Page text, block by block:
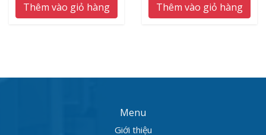
Thêm vào giỏ hàng Thêm vào giỏ hàng
Menu
Giới thiệu